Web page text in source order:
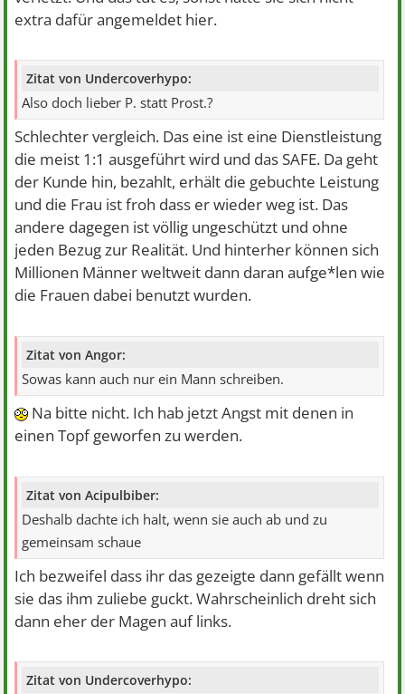
extra dafür angemeldet hier.
Zitat von Undercoverhypo:
Also doch lieber P. statt Prost.?
Schlechter vergleich. Das eine ist eine Dienstleistung
die meist 1:1 ausgeführt wird und das SAFE. Da geht
der Kunde hin, bezahlt, erhält die gebuchte Leistung
und die Frau ist froh dass er wieder weg ist. Das
andere dagegen ist völlig ungeschützt und ohne
jeden Bezug zur Realität. Und hinterher können sich
Millionen Männer weltweit dann daran aufge*len wie
die Frauen dabei benutzt wurden.
Zitat von Angor:
Sowas kann auch nur ein Mann schreiben.
Na bitte nicht. Ich hab jetzt Angst mit denen in
einen Topf geworfen zu werden.
Zitat von Acipulbiber:
Deshalb dachte ich halt, wenn sie auch ab und zu
gemeinsam schaue
Ich bezweifel dass ihr das gezeigte dann gefällt wenn
sie das ihm zuliebe guckt. Wahrscheinlich dreht sich
dann eher der Magen auf links.
Zitat von Undercoverhypo: